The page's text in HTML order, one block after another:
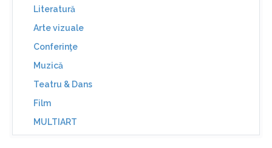
Literatură
Arte vizuale
Conferinţe
Muzică
Teatru & Dans
Film
MULTIART